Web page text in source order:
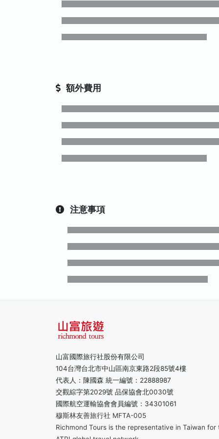
額外費用
注意事項
山富國際旅行社股份有限公司
104台灣台北市中山區南京東路2段85號4樓
代表人：陳國森 統一編號：22888987
交觀綜字第2029號 品保協會北0030號
國際航空運輸協會會員編號：34301061
穆斯林友善旅行社 MFTA-005
Richmond Tours is the representative in Taiwan for